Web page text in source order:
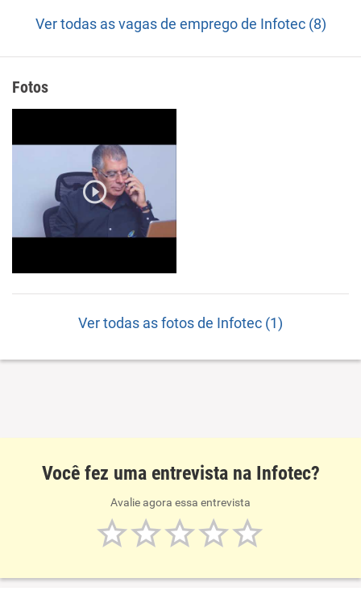
Ver todas as vagas de emprego de Infotec (8)
Fotos
Ver todas as fotos de Infotec (1)
Você fez uma entrevista na Infotec?
Avalie agora essa entrevista